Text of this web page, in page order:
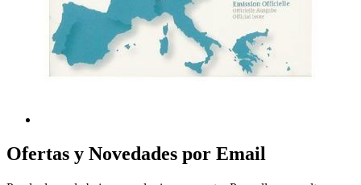
Ofertas y Novedades por Email